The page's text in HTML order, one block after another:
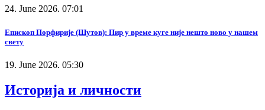
24. June 2026. 07:01
Епископ Порфирије (Шутов): Пир у време куге није нешто ново у нашем
свету
19. June 2026. 05:30
Историја и личности